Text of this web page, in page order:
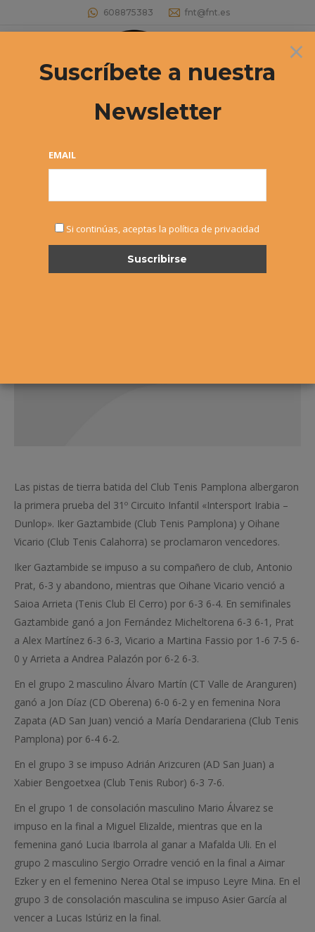
608875383 fnt@fnt.es
Buscar:
31º Circuito Infantil «Intersport Irabia –
Oihane Vicario campeones.
Las pistas de tierra batida del Club Tenis Pamplona albergaron
la primera prueba del 31º Circuito Infantil «Intersport Irabia –
Dunlop». Iker Gaztambide (Club Tenis Pamplona) y Oihane
Vicario (Club Tenis Calahorra) se proclamaron vencedores.
Iker Gaztambide se impuso a su compañero de club, Antonio
Prat, 6-3 y abandono, mientras que Oihane Vicario venció a
Saioa Arrieta (Tenis Club El Cerro) por 6-3 6-4. En semifinales
Gaztambide ganó a Jon Fernández Micheltorena 6-3 6-1, Prat
a Alex Martínez 6-3 6-3, Vicario a Martina Fassio por 1-6 7-5 6-
0 y Arrieta a Andrea Palazón por 6-2 6-3.
En el grupo 2 masculino Álvaro Martín (CT Valle de Aranguren)
ganó a Jon Díaz (CD Oberena) 6-0 6-2 y en femenina Nora
Zapata (AD San Juan) venció a María Dendarariena (Club Tenis
Pamplona) por 6-4 6-2.
En el grupo 3 se impuso Adrián Arizcuren (AD San Juan) a
Xabier Bengoetxea (Club Tenis Rubor) 6-3 7-6.
En el grupo 1 de consolación masculino Mario Álvarez se
impuso en la final a Miguel Elizalde, mientras que en la
femenina ganó Lucia Ibarrola al ganar a Mafalda Uli. En el
grupo 2 masculino Sergio Orradre venció en la final a Aimar
Ezker y en el femenino Nerea Otal se impuso Leyre Mina. En el
grupo 3 de consolación masculina se impuso Asier García al
vencer a Lucas Istúriz en la final.
×
Suscríbete a nuestra
Newsletter
EMAIL
Si continúas, aceptas la política de privacidad